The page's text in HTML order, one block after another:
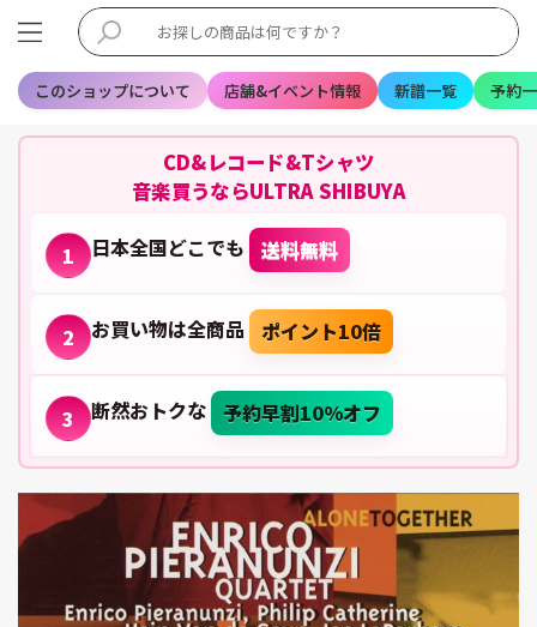
このショップについて 店舗&イベント情報 新譜一覧 予約
CD&レコード&Tシャツ
音楽買うならULTRA SHIBUYA
1 日本全国どこでも 送料無料
2 お買い物は全商品 ポイント10倍
3 断然おトクな 予約早割10%オフ